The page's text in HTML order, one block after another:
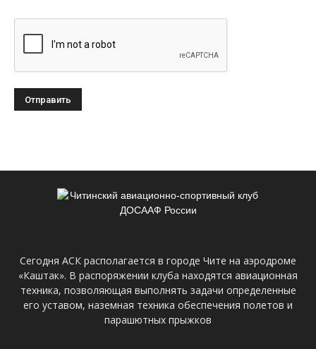
Сегодня АСК располагается в городе Чите на аэродроме
«Каштак». В распоряжении клуба находятся авиационная
техника, позволяющая выполнять задачи определенные
его уставом, наземная техника обеспечения полетов и
парашютных прыжков